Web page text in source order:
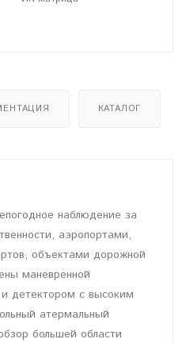
КАТАЛОГ
наблюдение за
аэропортами,
объектами дорожной
маневренной
детектором с высоким
атермальный
большей области